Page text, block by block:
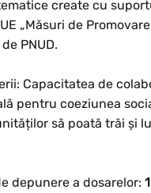
create cu
„Măsuri de
PNUD.
Capacitatea de
pentru coeziunea
să poată trăi și
depunere a dosarelor: